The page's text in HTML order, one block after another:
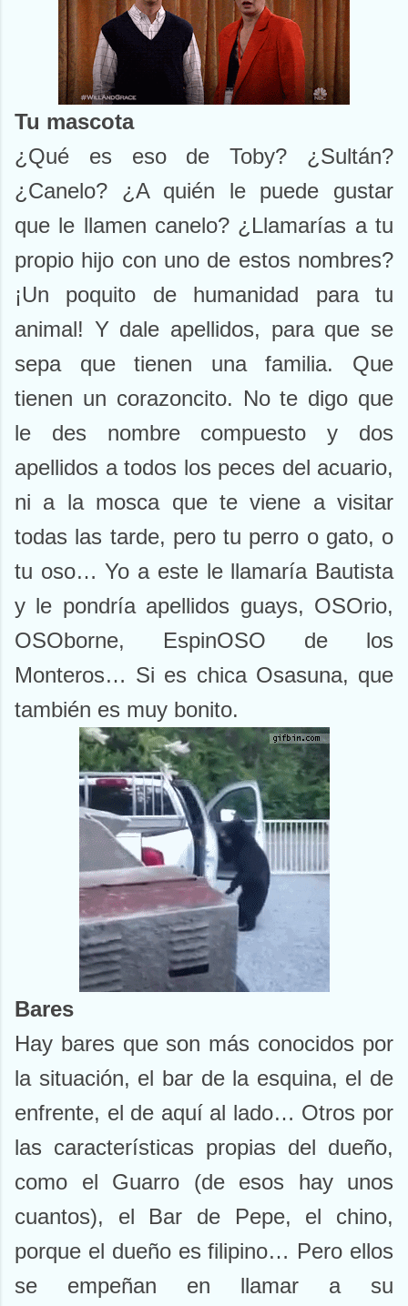
Tu mascota
¿Qué es eso de Toby? ¿Sultán?
¿Canelo? ¿A quién le puede gustar
que le llamen canelo? ¿Llamarías a tu
propio hijo con uno de estos nombres?
¡Un poquito de humanidad para tu
animal! Y dale apellidos, para que se
sepa que tienen una familia. Que
tienen un corazoncito. No te digo que
le des nombre compuesto y dos
apellidos a todos los peces del acuario,
ni a la mosca que te viene a visitar
todas las tarde, pero tu perro o gato, o
tu oso… Yo a este le llamaría Bautista
y le pondría apellidos guays, OSOrio,
OSOborne, EspinOSO de los
Monteros… Si es chica Osasuna, que
también es muy bonito.
Bares
Hay bares que son más conocidos por
la situación, el bar de la esquina, el de
enfrente, el de aquí al lado… Otros por
las características propias del dueño,
como el Guarro (de esos hay unos
cuantos), el Bar de Pepe, el chino,
porque el dueño es filipino… Pero ellos
se empeñan en llamar a su